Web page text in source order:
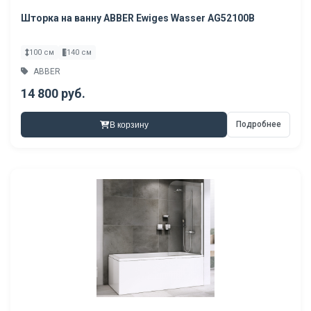
Шторка на ванну ABBER Ewiges Wasser AG52100B
100 см 140 см
ABBER
14 800 руб.
В корзину Подробнее